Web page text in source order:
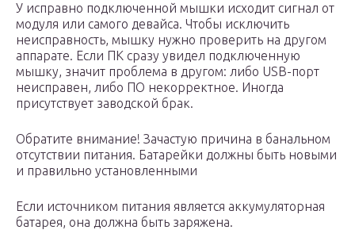
У исправно подключенной мышки исходит сигнал от
модуля или самого девайса. Чтобы исключить
неисправность, мышку нужно проверить на другом
аппарате. Если ПК сразу увидел подключенную
мышку, значит проблема в другом: либо USB-порт
неисправен, либо ПО некорректное. Иногда
присутствует заводской брак.
Обратите внимание! Зачастую причина в банальном
отсутствии питания. Батарейки должны быть новыми
и правильно установленными
Если источником питания является аккумуляторная
батарея, она должна быть заряжена.